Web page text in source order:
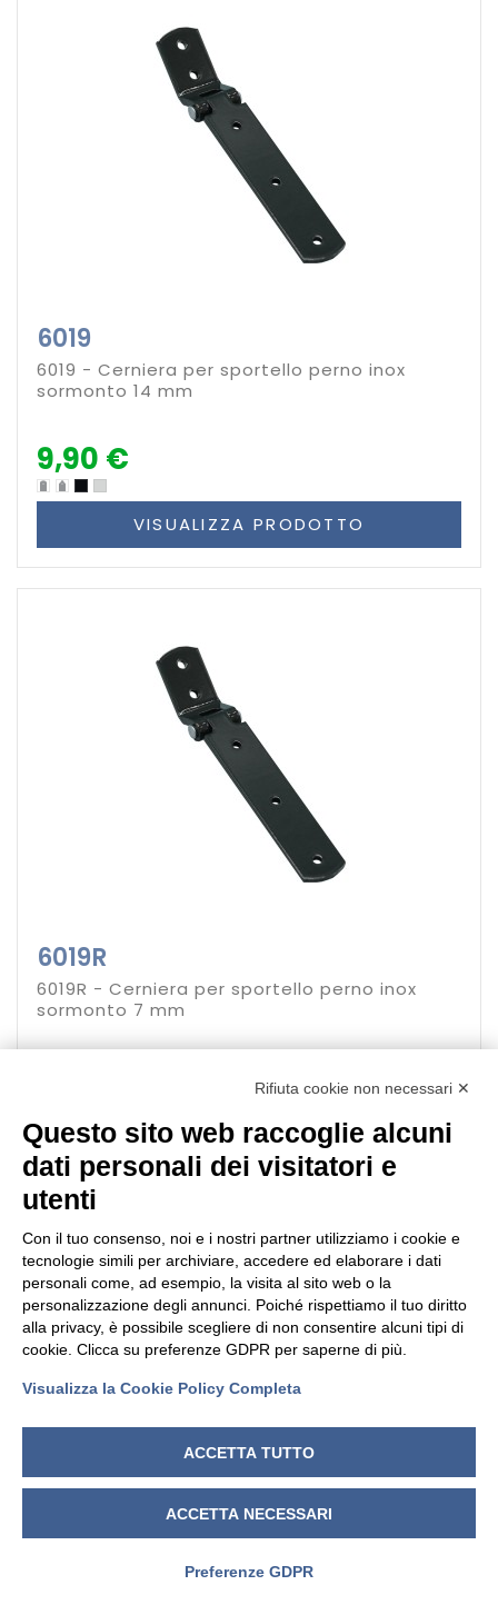
6019
6019 - Cerniera per sportello perno inox
sormonto 14 mm
9,90 €
VISUALIZZA PRODOTTO
6019R
6019R - Cerniera per sportello perno inox
sormonto 7 mm
VISUALIZZA PRODOTTO
Hammer s.r.l.
Via della Guardia n. 11/13/15/17/19
14048 Montegrosso d'Asti (AT)
Rifiuta cookie non necessari ✕
Questo sito web raccoglie alcuni
dati personali dei visitatori e
utenti
Con il tuo consenso, noi e i nostri partner utilizziamo i cookie e
tecnologie simili per archiviare, accedere ed elaborare i dati
personali come, ad esempio, la visita al sito web o la
personalizzazione degli annunci. Poiché rispettiamo il tuo diritto
alla privacy, è possibile scegliere di non consentire alcuni tipi di
cookie. Clicca su preferenze GDPR per saperne di più.
Visualizza la Cookie Policy Completa
ACCETTA TUTTO
ACCETTA NECESSARI
Preferenze GDPR